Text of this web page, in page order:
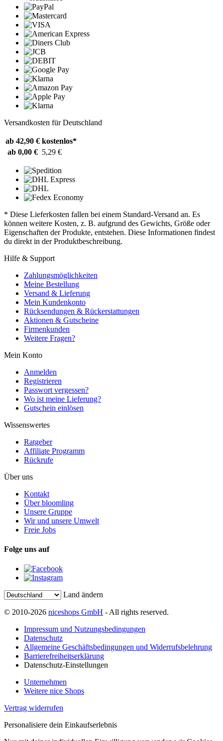
Versandkosten für Deutschland
ab 42,90 € kostenlos*
ab 0,00 € 5,29 €
* Diese Lieferkosten fallen bei einem Standard-Versand an. Es
können weitere Kosten, z. B. aufgrund des Gewichts, Größe oder
Eigenschaften der Produkte, entstehen. Diese Informationen findest
du direkt in der Produktbeschreibung.
Hilfe & Support
Zahlungsmöglichkeiten
Meine Bestellung
Versand & Lieferung
Mein Kundenkonto
Rücksendungen & Rückerstattungen
Aktionen & Gutscheine
Firmenkunden
Weitere Fragen?
Mein Konto
Anmelden
Registrieren
Passwort vergessen?
Wo ist meine Lieferung?
Gutschein einlösen
Wissenswertes
Ratgeber
Affiliate Programm
Rückrufe
Über uns
Kontakt
Über bloomling
Unsere Gruppe
Wir und unsere Umwelt
Freie Jobs
Folge uns auf
Land ändern
© 2010-2026 niceshops GmbH - All rights reserved.
Impressum und Nutzungsbedingungen
Datenschutz
Allgemeine Geschäftsbedingungen und Widerrufsbelehrung
Barrierefreiheitserklärung
Datenschutz-Einstellungen
Unternehmen
Weitere nice Shops
Vertrag widerrufen
Personalisiere dein Einkaufserlebnis